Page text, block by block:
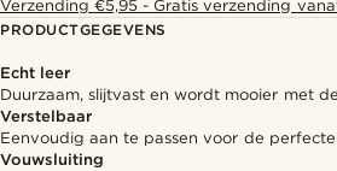
Verzending €5,95 - Gratis verzending
PRODUCTGEGEVENS
Echt leer
Duurzaam, slijtvast en wordt mooier met
Verstelbaar
Eenvoudig aan te passen voor de
Vouwsluiting